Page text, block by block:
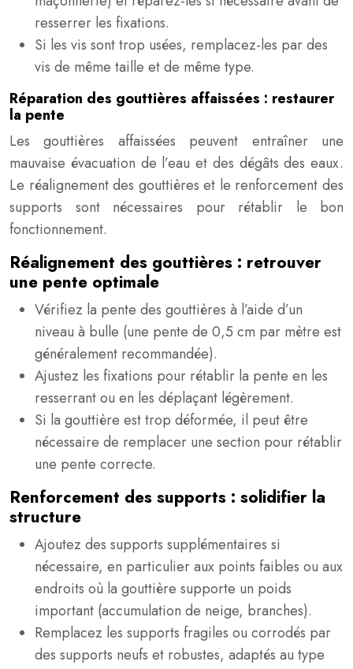
resserrer les fixations.
Si les vis sont trop usées, remplacez-les par des
vis de même taille et de même type.
Réparation des gouttières affaissées : restaurer
la pente
Les gouttières affaissées peuvent entraîner une
mauvaise évacuation de l’eau et des dégâts des eaux.
Le réalignement des gouttières et le renforcement des
supports sont nécessaires pour rétablir le bon
fonctionnement.
Réalignement des gouttières : retrouver
une pente optimale
Vérifiez la pente des gouttières à l’aide d’un
niveau à bulle (une pente de 0,5 cm par mètre est
généralement recommandée).
Ajustez les fixations pour rétablir la pente en les
resserrant ou en les déplaçant légèrement.
Si la gouttière est trop déformée, il peut être
nécessaire de remplacer une section pour rétablir
une pente correcte.
Renforcement des supports : solidifier la
structure
Ajoutez des supports supplémentaires si
nécessaire, en particulier aux points faibles ou aux
endroits où la gouttière supporte un poids
important (accumulation de neige, branches).
Remplacez les supports fragiles ou corrodés par
des supports neufs et robustes, adaptés au type